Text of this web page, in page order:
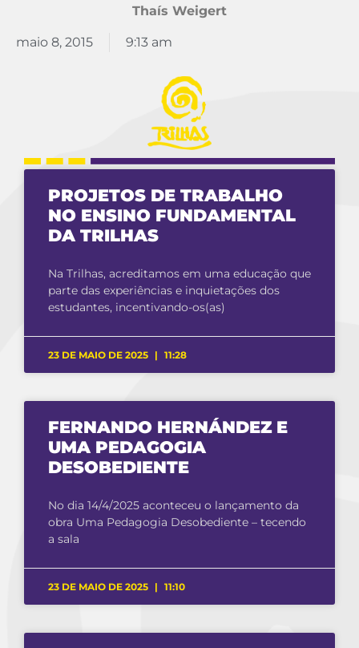
Thaís Weigert
maio 8, 2015 9:13 am
PROJETOS DE TRABALHO
NO ENSINO FUNDAMENTAL
DA TRILHAS
Na Trilhas, acreditamos em uma educação que
parte das experiências e inquietações dos
estudantes, incentivando-os(as)
23 DE MAIO DE 2025 11:28
FERNANDO HERNÁNDEZ E
UMA PEDAGOGIA
DESOBEDIENTE
No dia 14/4/2025 aconteceu o lançamento da
obra Uma Pedagogia Desobediente – tecendo
a sala
23 DE MAIO DE 2025 11:10